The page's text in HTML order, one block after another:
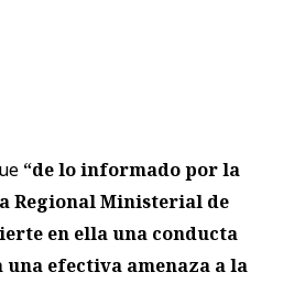
“de lo informado por la
Regional Ministerial de
en ella una conducta
efectiva amenaza a la